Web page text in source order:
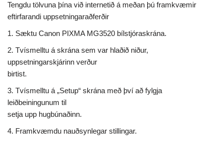
Tengdu tölvuna þína við internetið á meðan þú framkvæmir
eftirfarandi uppsetningaraðferðir
1. Sæktu Canon PIXMA MG3520 bílstjóraskrána.
2. Tvísmelltu á skrána sem var hlaðið niður,
uppsetningarskjárinn verður
birtist.
3. Tvísmelltu á „Setup“ skrána með því að fylgja
leiðbeiningunum til
setja upp hugbúnaðinn.
4. Framkvæmdu nauðsynlegar stillingar.